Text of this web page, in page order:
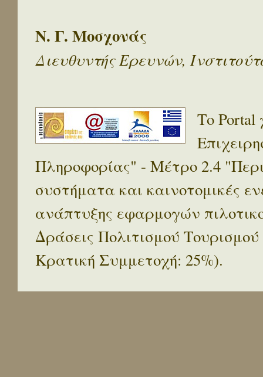
Ν. Γ. Μοσχονάς
Διευθυντής Ερευνών,
Το Portal
Πληροφορίας" - Μέτρο 2.4
συστήματα και καινοτομικές
ανάπτυξης εφαρμογών
Δράσεις Πολιτισμού
Κρατική Συμμετοχή: 25%).